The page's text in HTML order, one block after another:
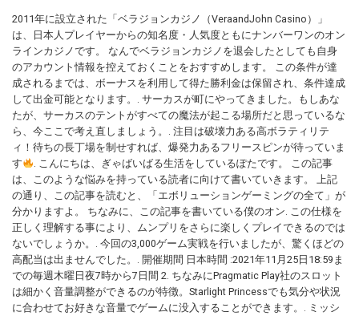
2011年に設立された「ベラジョンカジノ（VeraandJohn Casino）」
は、日本人プレイヤーからの知名度・人気度ともにナンバーワンのオン
ラインカジノです。 なんでベラジョンカジノを退会したとしても自身
のアカウント情報を控えておくことをおすすめします。 この条件が達
成されるまでは、ボーナスを利用して得た勝利金は保留され、条件達成
して出金可能となります。. サーカスが町にやってきました。もしあな
たが、サーカスのテントがすべての魔法が起こる場所だと思っているな
ら、今ここで考え直しましょう。. 注目は破壊力ある高ボラティリテ
ィ！待ちの長丁場を制せすれば、爆発力あるフリースピンが待っていま
す
. こんにちは、ぎゃばいばる生活をしているぽたです。 この記事
は、このような悩みを持っている読者に向けて書いていきます。 上記
の通り、この記事を読むと、「エボリューションゲーミングの全て」が
分かりますよ。 ちなみに、この記事を書いている僕のオン. この仕様を
正しく理解する事により、ムンプリをさらに楽しくプレイできるのでは
ないでしょうか。. 今回の3,000ゲーム実戦を行いましたが、驚くほどの
高配当は出ませんでした。. 開催期間 日本時間 :2021年11月25日18:59ま
での毎週木曜日夜7時から7日間 2. ちなみにPragmatic Play社のスロット
は細かく音量調整ができるのが特徴。Starlight Princessでも気分や状況
に合わせてお好きな音量でゲームに没入することができます。. ミッシ